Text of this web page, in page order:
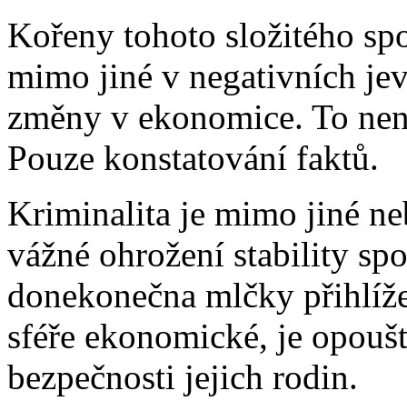
Kořeny tohoto složitého
mimo jiné v negativních
změny v ekonomice. To
Pouze konstatování faktů.
Kriminalita je mimo jiné
vážné ohrožení stability
donekonečna mlčky
sféře ekonomické, je
bezpečnosti jejich rodin.